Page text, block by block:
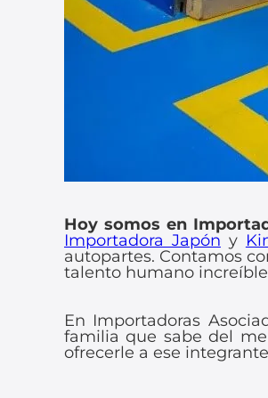
Hoy somos en
Importadora Japón y
autopartes. Contamos
talento humano
En Importadoras
familia que sabe del
ofrecerle a ese